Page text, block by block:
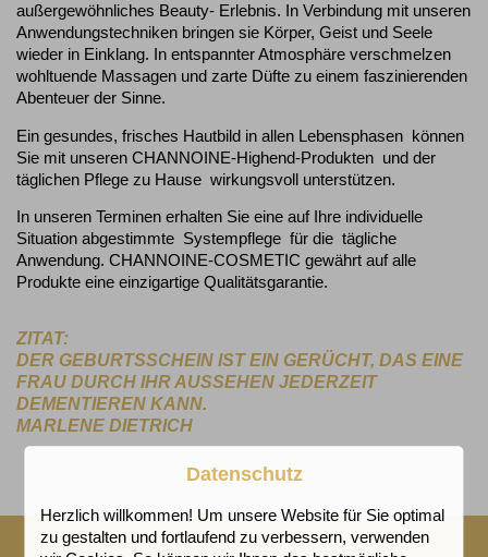
außergewöhnliches Beauty- Erlebnis. In Verbindung mit unseren
Anwendungstechniken bringen sie Körper, Geist und Seele
wieder in Einklang. In entspannter Atmosphäre verschmelzen
wohltuende Massagen und zarte Düfte zu einem faszinierenden
Abenteuer der Sinne.
Ein gesundes, frisches Hautbild in allen Lebensphasen können
Sie mit unseren CHANNOINE-Highend-Produkten und der
täglichen Pflege zu Hause wirkungsvoll unterstützen.
In unseren Terminen erhalten Sie eine auf Ihre individuelle
Situation abgestimmte Systempflege für die tägliche
Anwendung. CHANNOINE-COSMETIC gewährt auf alle
Produkte eine einzigartige Qualitätsgarantie.
ZITAT:
DER GEBURTSSCHEIN IST EIN GERÜCHT, DAS EINE
FRAU DURCH IHR AUSSEHEN JEDERZEIT
DEMENTIEREN KANN.
MARLENE DIETRICH
Datenschutz
Herzlich willkommen! Um unsere Website für Sie optimal
zu gestalten und fortlaufend zu verbessern, verwenden